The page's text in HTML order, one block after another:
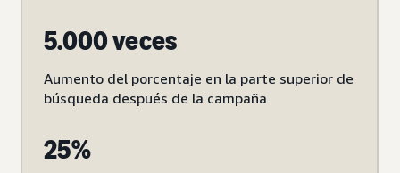
5.000 veces
Aumento del porcentaje en la parte superior de
búsqueda después de la campaña
25%